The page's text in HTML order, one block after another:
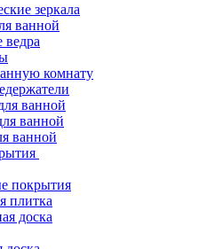
зеркала
ванной
комнату
ванной
ванной
ванной
покрытия
плитка
доска